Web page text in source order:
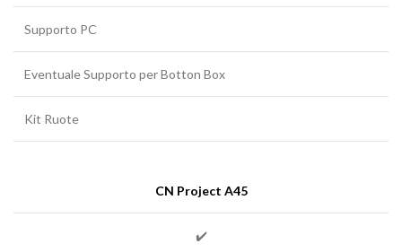
Supporto PC
Eventuale Supporto per Botton Box
Kit Ruote
CN Project A45
✔️